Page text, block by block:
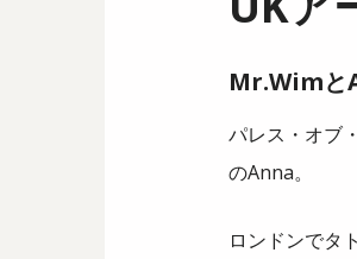
Mr.Wimと
パレス・オブ
のAnna。
ロンドンでタ